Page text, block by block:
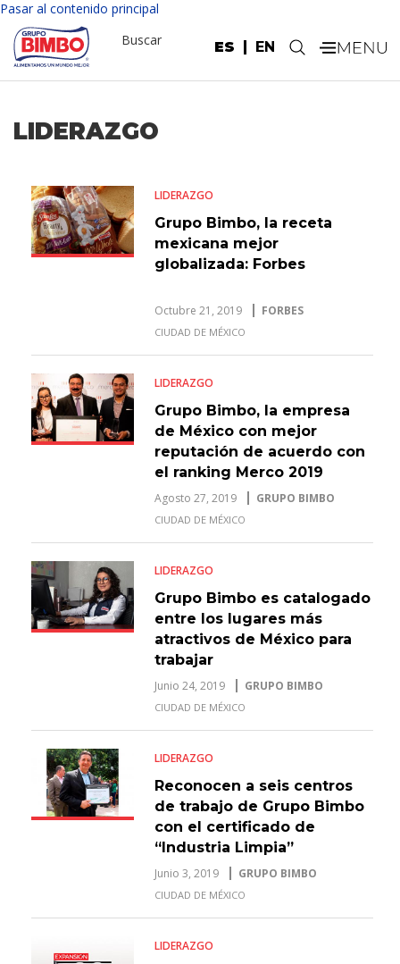
Pasar al contenido principal
ES EN
Buscar .
LIDERAZGO
LIDERAZGO
Grupo Bimbo, la receta
mexicana mejor
globalizada: Forbes
Octubre 21, 2019 FORBES
CIUDAD DE MÉXICO
LIDERAZGO
Grupo Bimbo, la empresa
de México con mejor
reputación de acuerdo con
el ranking Merco 2019
Agosto 27, 2019 GRUPO BIMBO
CIUDAD DE MÉXICO
LIDERAZGO
Grupo Bimbo es catalogado
entre los lugares más
atractivos de México para
trabajar
Junio 24, 2019 GRUPO BIMBO
CIUDAD DE MÉXICO
LIDERAZGO
Reconocen a seis centros
de trabajo de Grupo Bimbo
con el certificado de
“Industria Limpia”
Junio 3, 2019 GRUPO BIMBO
CIUDAD DE MÉXICO
LIDERAZGO